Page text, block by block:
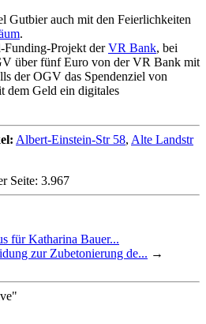
Gutbier auch mit den Feierlichkeiten
.
Funding-Projekt derVR Bank, bei
über fünf Euro von der VR Bank mit
der OGV das Spendenziel von
dem Geld ein digitales
Albert-Einstein-Str 58, Alte Landstr
Seite: 3.967
für Katharina Bauer...
zur Zubetonierung de... →